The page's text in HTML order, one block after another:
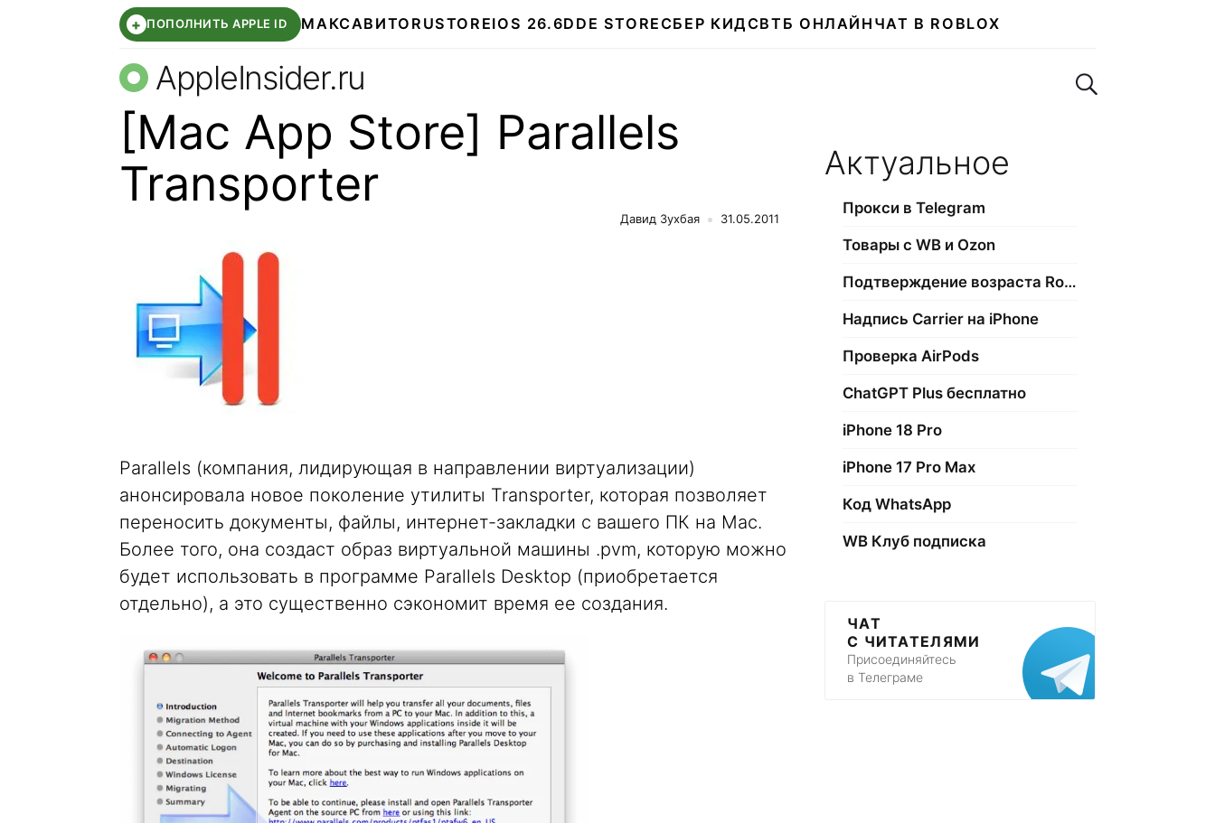
+ ПОПОЛНИТЬ APPLE ID МАКСАВИТО RUSTOREIOS 26.6DDE STORE СБЕР КИДСВТБ ОНЛАЙН ЧАТ В ROBLOX
AppleInsider.ru Поиск по сайту
[Mac App Store] Parallels
Transporter
Давид Зухбая 31.05.2011
Parallels (компания, лидирующая в направлении виртуализации)
анонсировала новое поколение утилиты Transporter, которая позволяет
переносить документы, файлы, интернет-закладки с вашего ПК на Mac.
Более того, она создаст образ виртуальной машины .pvm, которую можно
будет использовать в программе Parallels Desktop (приобретается
отдельно), а это существенно сэкономит время ее создания.
Актуальное
Прокси в Telegram
Товары с WB и Ozon
Подтверждение возраста Roblox
Надпись Carrier на iPhone
Проверка AirPods
ChatGPT Plus бесплатно
iPhone 18 Pro
iPhone 17 Pro Max
Код WhatsApp
WB Клуб подписка
ЧАТ
С ЧИТАТЕЛЯМИ
Присоединяйтесь
в Телеграме